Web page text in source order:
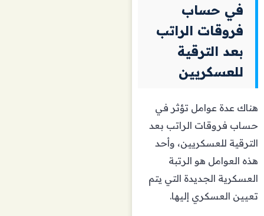
في حساب
فروقات الراتب
بعد الترقية
للعسكريين
هناك عدة عوامل تؤثر في
حساب فروقات الراتب بعد
الترقية للعسكريين، وأحد
هذه العوامل هو الرتبة
العسكرية الجديدة التي يتم
تعيين العسكري إليها.